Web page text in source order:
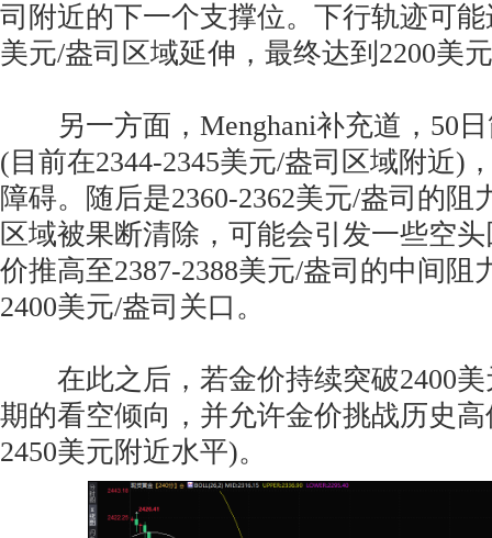
司附近的下一个支撑位。下行轨迹可能
美元/盎司区域延伸，最终达到2200美
另一方面，Menghani补充道，50日
(目前在2344-2345美元/盎司区域附近)
障碍。随后是2360-2362美元/盎司的阻
区域被果断清除，可能会引发一些空
价推高至2387-2388美元/盎司的中间阻
2400美元/盎司关口。
在此之后，若金价持续突破2400美
期的看空倾向，并允许金价挑战历史
2450美元附近水平)。